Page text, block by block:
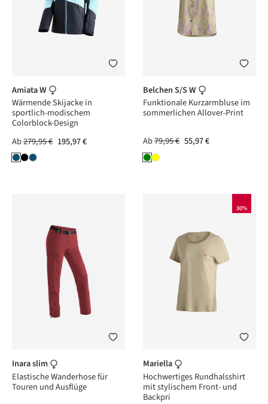
Amiata W
Wärmende Skijacke in
sportlich-modischem
Colorblock-Design
Ab279,95 € 195,97 €
Belchen S/S W
Funktionale Kurzarmbluse im
sommerlichen Allover-Print
Ab79,95 € 55,97 €
Inara slim
Elastische Wanderhose für
Touren und Ausflüge
30%
Mariella
Hochwertiges Rundhalsshirt
mit stylischem Front- und
Backpri